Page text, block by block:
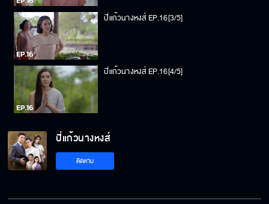
ปี่แก้วนางหงส์ EP.16[3/5]
ปี่แก้วนางหงส์ EP.16[4/5]
ปี่แก้วนางหงส์
ติดตาม